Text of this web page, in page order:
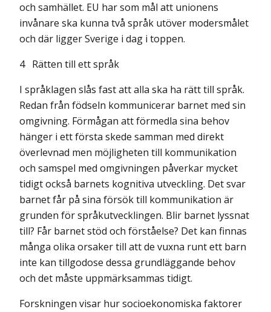
och samhället. EU har som mål att unionens
invånare ska kunna två språk utöver moders­målet
och där ligger Sverige i dag i toppen.
4 Rätten till ett språk
I språklagen slås fast att alla ska ha rätt till språk.
Redan från födseln kommunicerar barnet med sin
omgivning. Förmågan att förmedla sina behov
hänger i ett första skede samman med direkt
överlevnad men möjligheten till kommunikation
och samspel med omgivningen påverkar mycket
tidigt också barnets kognitiva utveckling. Det svar
barnet får på sina försök till kommunikation är
grunden för språkutvecklingen. Blir barnet lyssnat
till? Får barnet stöd och förståelse? Det kan finnas
många olika orsaker till att de vuxna runt ett barn
inte kan tillgodose dessa grundläggande behov
och det måste uppmärksammas tidigt.
Forskningen visar hur socioekonomiska faktorer